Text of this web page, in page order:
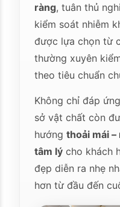
ràng, tuân thủ
kiểm soát nhiễm
được lựa chọn từ
thường xuyên
theo tiêu chuẩn
Không chỉ đáp
sở vật chất còn
hướngthoải mái
tâm lý cho khách
đẹp diễn ra nhẹ
hơn từ đầu đến